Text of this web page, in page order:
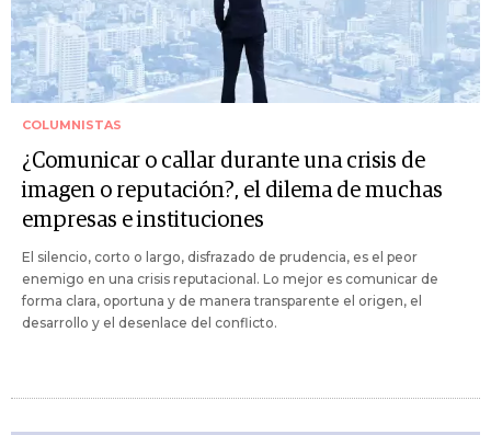
COLUMNISTAS
¿Comunicar o callar durante una crisis de
imagen o reputación?, el dilema de muchas
empresas e instituciones
El silencio, corto o largo, disfrazado de prudencia, es el peor
enemigo en una crisis reputacional. Lo mejor es comunicar de
forma clara, oportuna y de manera transparente el origen, el
desarrollo y el desenlace del conflicto.